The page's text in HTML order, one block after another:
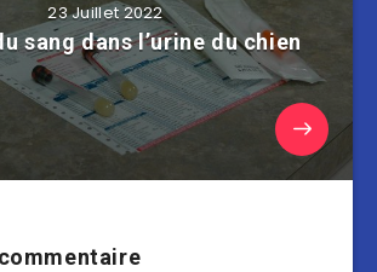
23 Juillet 2022
sang dans l’urine du chien